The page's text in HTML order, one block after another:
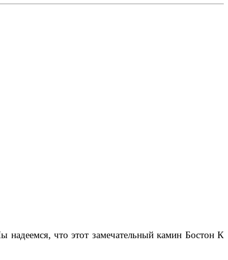
надеемся, что этот замечательный камин Бостон К